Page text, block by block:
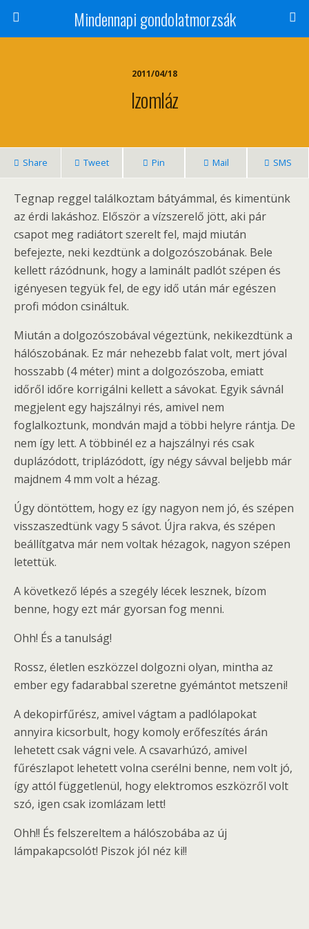
Mindennapi gondolatmorzsák
2011/04/18
Izomláz
Share Tweet Pin Mail SMS
Tegnap reggel találkoztam bátyámmal, és kimentünk
az érdi lakáshoz. Először a vízszerelő jött, aki pár
csapot meg radiátort szerelt fel, majd miután
befejezte, neki kezdtünk a dolgozószobának. Bele
kellett rázódnunk, hogy a laminált padlót szépen és
igényesen tegyük fel, de egy idő után már egészen
profi módon csináltuk.
Miután a dolgozószobával végeztünk, nekikezdtünk a
hálószobának. Ez már nehezebb falat volt, mert jóval
hosszabb (4 méter) mint a dolgozószoba, emiatt
időről időre korrigálni kellett a sávokat. Egyik sávnál
megjelent egy hajszálnyi rés, amivel nem
foglalkoztunk, mondván majd a többi helyre rántja. De
nem így lett. A többinél ez a hajszálnyi rés csak
duplázódott, triplázódott, így négy sávval beljebb már
majdnem 4 mm volt a hézag.
Úgy döntöttem, hogy ez így nagyon nem jó, és szépen
visszaszedtünk vagy 5 sávot. Újra rakva, és szépen
beállítgatva már nem voltak hézagok, nagyon szépen
letettük.
A következő lépés a szegély lécek lesznek, bízom
benne, hogy ezt már gyorsan fog menni.
Ohh! És a tanulság!
Rossz, életlen eszközzel dolgozni olyan, mintha az
ember egy fadarabbal szeretne gyémántot metszeni!
A dekopirfűrész, amivel vágtam a padlólapokat
annyira kicsorbult, hogy komoly erőfeszítés árán
lehetett csak vágni vele. A csavarhúzó, amivel
fűrészlapot lehetett volna cserélni benne, nem volt jó,
így attól függetlenül, hogy elektromos eszközről volt
szó, igen csak izomlázam lett!
Ohh!! És felszereltem a hálószobába az új
lámpakapcsolót! Piszok jól néz ki!!